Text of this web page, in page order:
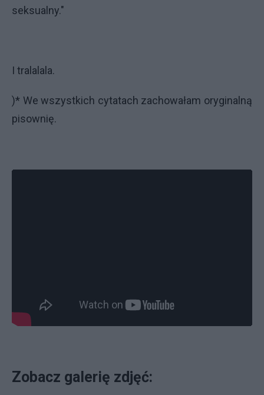
seksualny."
I tralalala.
)* We wszystkich cytatach zachowałam oryginalną
pisownię.
Zobacz galerię zdjęć: